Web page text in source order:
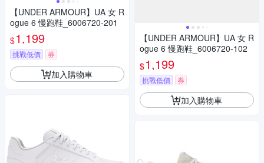
【UNDER ARMOUR】UA 女 R
ogue 6 慢跑鞋_6006720-201
$1,199
挑戰低價 券
加入購物車
【UNDER ARMOUR】UA 女 R
ogue 6 慢跑鞋_6006720-102
$1,199
挑戰低價 券
加入購物車